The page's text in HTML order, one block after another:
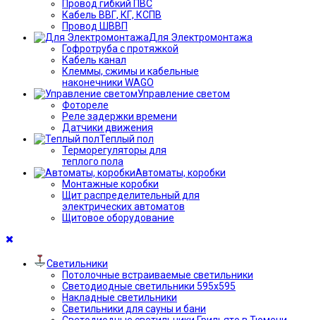
Провод гибкий ПВС
Кабель ВВГ, КГ, КСПВ
Провод ШВВП
Для Электромонтажа
Гофротруба с протяжкой
Кабель канал
Клеммы, сжимы и кабельные
наконечники WAGO
Управление светом
Фотореле
Реле задержки времени
Датчики движения
Теплый пол
Терморегуляторы для
теплого пола
Автоматы, коробки
Монтажные коробки
Щит распределительный для
электрических автоматов
Щитовое оборудование
Светильники
Потолочные встраиваемые светильники
Светодиодные светильники 595х595
Накладные светильники
Светильники для сауны и бани